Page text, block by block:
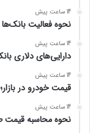
14 ساعت پیش
نحوه فعالیت بانک‌ها در
14 ساعت پیش
دارایی‌های دلاری
14 ساعت پیش
قیمت خودرو در
14 ساعت پیش
نحوه محاسبه قیمت